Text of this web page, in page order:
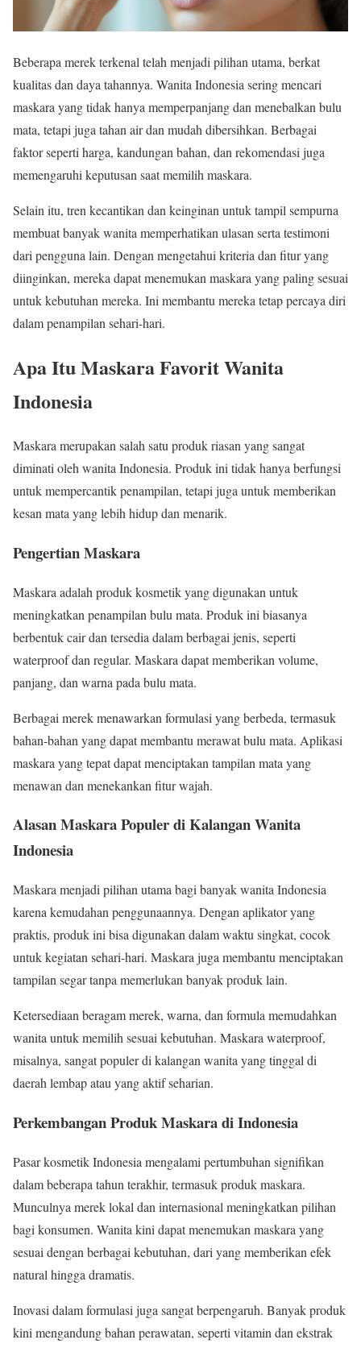
Beberapa merek terkenal telah menjadi pilihan utama, berkat
kualitas dan daya tahannya. Wanita Indonesia sering mencari
maskara yang tidak hanya memperpanjang dan menebalkan bulu
mata, tetapi juga tahan air dan mudah dibersihkan. Berbagai
faktor seperti harga, kandungan bahan, dan rekomendasi juga
memengaruhi keputusan saat memilih maskara.
Selain itu, tren kecantikan dan keinginan untuk tampil sempurna
membuat banyak wanita memperhatikan ulasan serta testimoni
dari pengguna lain. Dengan mengetahui kriteria dan fitur yang
diinginkan, mereka dapat menemukan maskara yang paling sesuai
untuk kebutuhan mereka. Ini membantu mereka tetap percaya diri
dalam penampilan sehari-hari.
Apa Itu Maskara Favorit Wanita
Indonesia
Maskara merupakan salah satu produk riasan yang sangat
diminati oleh wanita Indonesia. Produk ini tidak hanya berfungsi
untuk mempercantik penampilan, tetapi juga untuk memberikan
kesan mata yang lebih hidup dan menarik.
Pengertian Maskara
Maskara adalah produk kosmetik yang digunakan untuk
meningkatkan penampilan bulu mata. Produk ini biasanya
berbentuk cair dan tersedia dalam berbagai jenis, seperti
waterproof dan regular. Maskara dapat memberikan volume,
panjang, dan warna pada bulu mata.
Berbagai merek menawarkan formulasi yang berbeda, termasuk
bahan-bahan yang dapat membantu merawat bulu mata. Aplikasi
maskara yang tepat dapat menciptakan tampilan mata yang
menawan dan menekankan fitur wajah.
Alasan Maskara Populer di Kalangan Wanita
Indonesia
Maskara menjadi pilihan utama bagi banyak wanita Indonesia
karena kemudahan penggunaannya. Dengan aplikator yang
praktis, produk ini bisa digunakan dalam waktu singkat, cocok
untuk kegiatan sehari-hari. Maskara juga membantu menciptakan
tampilan segar tanpa memerlukan banyak produk lain.
Ketersediaan beragam merek, warna, dan formula memudahkan
wanita untuk memilih sesuai kebutuhan. Maskara waterproof,
misalnya, sangat populer di kalangan wanita yang tinggal di
daerah lembap atau yang aktif seharian.
Perkembangan Produk Maskara di Indonesia
Pasar kosmetik Indonesia mengalami pertumbuhan signifikan
dalam beberapa tahun terakhir, termasuk produk maskara.
Munculnya merek lokal dan internasional meningkatkan pilihan
bagi konsumen. Wanita kini dapat menemukan maskara yang
sesuai dengan berbagai kebutuhan, dari yang memberikan efek
natural hingga dramatis.
Inovasi dalam formulasi juga sangat berpengaruh. Banyak produk
kini mengandung bahan perawatan, seperti vitamin dan ekstrak